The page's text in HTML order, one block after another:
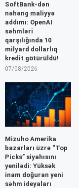
SoftBank-dən
nəhəng maliyyə
addımı: OpenAI
səhmləri
qarşılığında 10
milyard dollarlıq
kredit götürüldü!
07/08/2026
Mizuho Amerika
bazarları üzrə “Top
Picks” siyahısını
yenilədi: Yüksək
inam doğuran yeni
səhm ideyaları